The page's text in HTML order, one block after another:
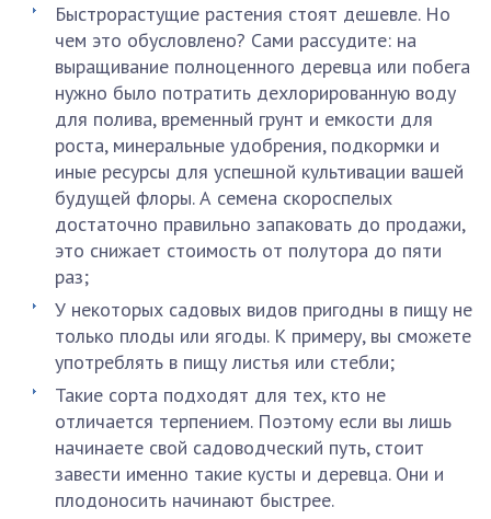
Быстрорастущие растения стоят дешевле. Но
чем это обусловлено? Сами рассудите: на
выращивание полноценного деревца или побега
нужно было потратить дехлорированную воду
для полива, временный грунт и емкости для
роста, минеральные удобрения, подкормки и
иные ресурсы для успешной культивации вашей
будущей флоры. А семена скороспелых
достаточно правильно запаковать до продажи,
это снижает стоимость от полутора до пяти
раз;
У некоторых садовых видов пригодны в пищу не
только плоды или ягоды. К примеру, вы сможете
употреблять в пищу листья или стебли;
Такие сорта подходят для тех, кто не
отличается терпением. Поэтому если вы лишь
начинаете свой садоводческий путь, стоит
завести именно такие кусты и деревца. Они и
плодоносить начинают быстрее.